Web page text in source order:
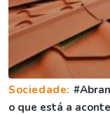
Sociedade:
o que está a